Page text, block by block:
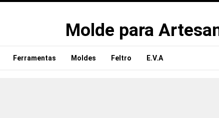
Molde para
Ferramentas Moldes Feltro E.V.A